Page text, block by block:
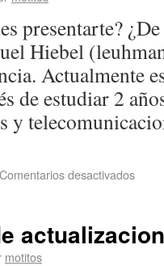
presentarte?
Hiebel
Actualmente
de estudiar 2
y
Comentarios desactivados
motitos